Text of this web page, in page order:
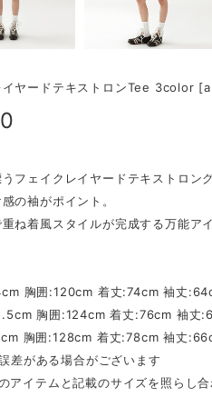
イヤードテキストロンTee 3color
フェイクレイヤードテキストロン
の袖がポイント。
ね着風スタイルが完成する万能ア
胸囲:120cm 着丈:74cm 袖丈
胸囲:124cm 着丈:76cm 袖丈
胸囲:128cm 着丈:78cm 袖丈
差がある場合がございます
アイテムと記載のサイズを照らし